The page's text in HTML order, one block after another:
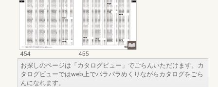
454
455
お探しのページは「カタログビュー」でごらんいただけます。カ
タログビューではweb上でパラパラめくりながらカタログをごら
んになれます。